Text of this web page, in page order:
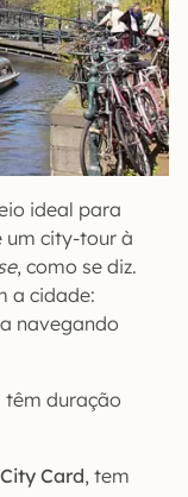
ideal para
um city-tour à
, como se diz.
a cidade:
navegando
têm duração
Card, tem